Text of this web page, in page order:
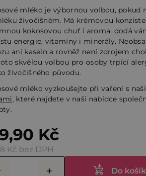
mléko je výbornou volbou, pokud
živočišném. Má krémovou
kokosovou chuť i aroma, dodá
energie, vitamíny i minerály.
ani kasein a rovněž není zdrojem
skvělou volbou pro osoby trpící
živočišného původu.
mléko vyzkoušejte při vaření s
, které najdete v naší nabídce
Kč
Kč bez DPH
Do